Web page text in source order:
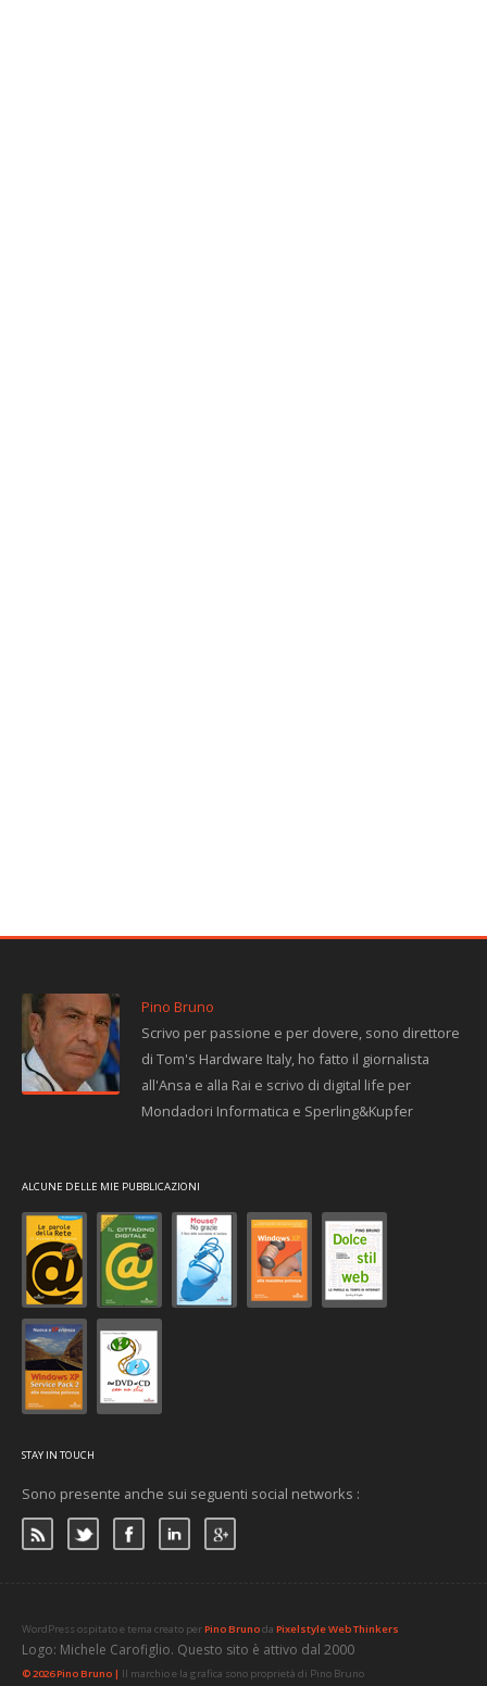
Pino Bruno
Scrivo per passione e per dovere, sono direttore
di Tom's Hardware Italy, ho fatto il giornalista
all'Ansa e alla Rai e scrivo di digital life per
Mondadori Informatica e Sperling&Kupfer
ALCUNE DELLE MIE PUBBLICAZIONI
STAY IN TOUCH
Sono presente anche sui seguenti social networks :
WordPress ospitato e tema creato perPino Brunoda Pixelstyle Web Thinkers
Logo: Michele Carofiglio. Questo sito è attivo dal 2000
© 2026 Pino Bruno | Il marchio e la grafica sono proprietà di Pino Bruno